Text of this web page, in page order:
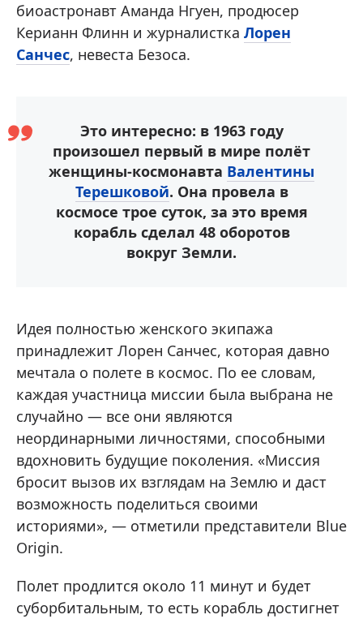
биоастронавт Аманда Нгуен, продюсер
Керианн Флинн и журналистка Лорен
Санчес, невеста Безоса.
Это интересно: в 1963 году
произошел первый в мире полёт
женщины-космонавта Валентины
Терешковой. Она провела в
космосе трое суток, за это время
корабль сделал 48 оборотов
вокруг Земли.
Идея полностью женского экипажа
принадлежит Лорен Санчес, которая давно
мечтала о полете в космос. По ее словам,
каждая участница миссии была выбрана не
случайно — все они являются
неординарными личностями, способными
вдохновить будущие поколения. «Миссия
бросит вызов их взглядам на Землю и даст
возможность поделиться своими
историями», — отметили представители Blue
Origin.
Полет продлится около 11 минут и будет
суборбитальным, то есть корабль достигнет